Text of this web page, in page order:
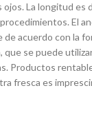
ojos. La longitud es
El
acuerdo con la
que se puede
Productos
fresca es